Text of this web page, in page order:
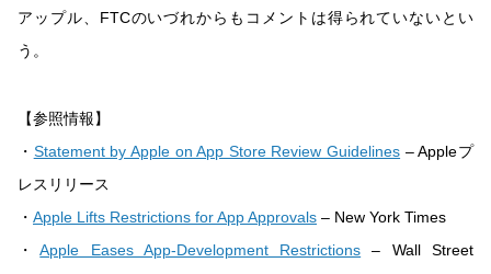
アップル、FTCのいづれからもコメントは得られていないとい
う。
【参照情報】
・ Statement by Apple on App Store Review Guidelines – Appleプ
レスリリース
・ Apple Lifts Restrictions for App Approvals – New York Times
・Apple Eases App-Development Restrictions – Wall Street